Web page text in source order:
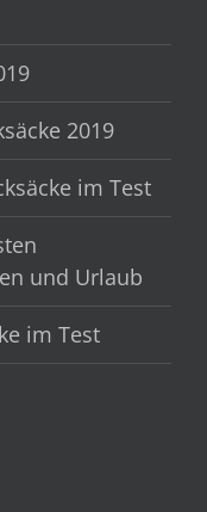
2019
im Test
und Urlaub
im Test